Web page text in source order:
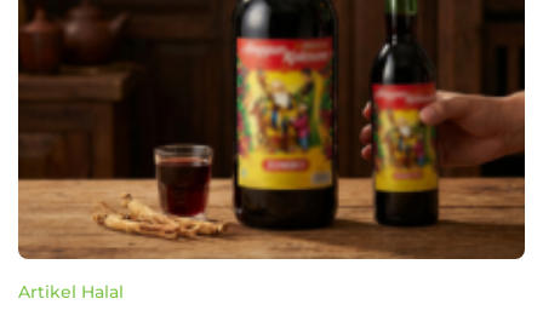
Artikel Halal